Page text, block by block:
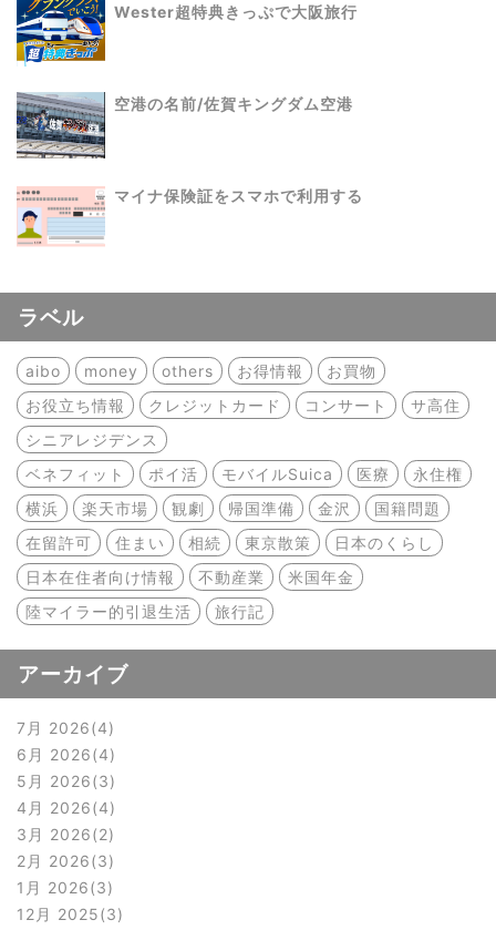
Wester超特典きっぷで大阪旅行
空港の名前/佐賀キングダム空港
マイナ保険証をスマホで利用する
ラベル
aibo money others お得情報
お買物
お役立ち情報
クレジットカード コンサート
サ高住
シニアレジデンス
ベネフィット
ポイ活 モバイルSuica 医療
永住権
横浜
楽天市場 観劇 帰国準備 金沢
国籍問題
在留許可
住まい 相続 東京散策
日本のくらし
日本在住者向け情報
不動産業
米国年金
陸マイラー的引退生活
旅行記
アーカイブ
7月 2026 4
6月 2026 4
5月 2026 3
4月 2026 4
3月 2026 2
2月 2026 3
1月 2026 3
12月 2025 3